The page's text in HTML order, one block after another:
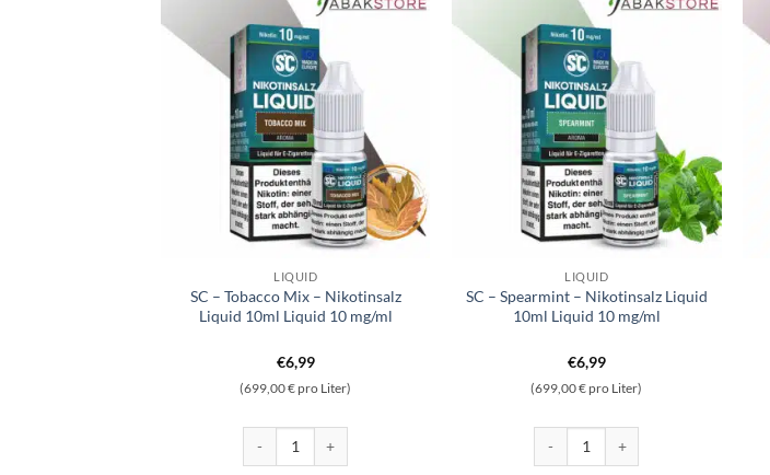
LIQUID
SC – Tobacco Mix – Nikotinsalz
Liquid 10ml Liquid 10 mg/ml
€6,99
(699,00 € pro Liter)
LIQUID
SC – Spearmint – Nikotinsalz Liquid
10ml Liquid 10 mg/ml
€6,99
(699,00 € pro Liter)